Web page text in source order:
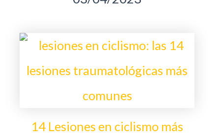
14 Lesiones en ciclismo más